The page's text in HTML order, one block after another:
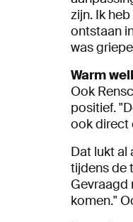
zijn. Ik
ontstaan
was
Warm
Ook
positief.
ook direct
Dat lukt al
tijdens de
Gevraagd
komen."